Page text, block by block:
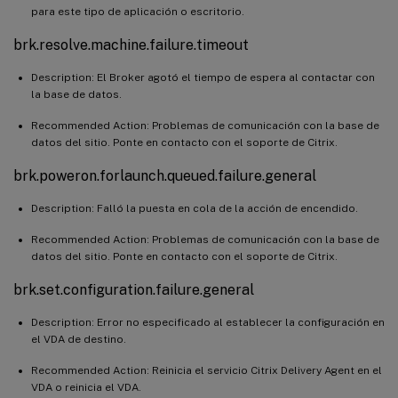
para este tipo de aplicación o escritorio.
brk.resolve.machine.failure.timeout
Description: El Broker agotó el tiempo de espera al contactar con
la base de datos.
Recommended Action: Problemas de comunicación con la base de
datos del sitio. Ponte en contacto con el soporte de Citrix.
brk.poweron.forlaunch.queued.failure.general
Description: Falló la puesta en cola de la acción de encendido.
Recommended Action: Problemas de comunicación con la base de
datos del sitio. Ponte en contacto con el soporte de Citrix.
brk.set.configuration.failure.general
Description: Error no especificado al establecer la configuración en
el VDA de destino.
Recommended Action: Reinicia el servicio Citrix Delivery Agent en el
VDA o reinicia el VDA.